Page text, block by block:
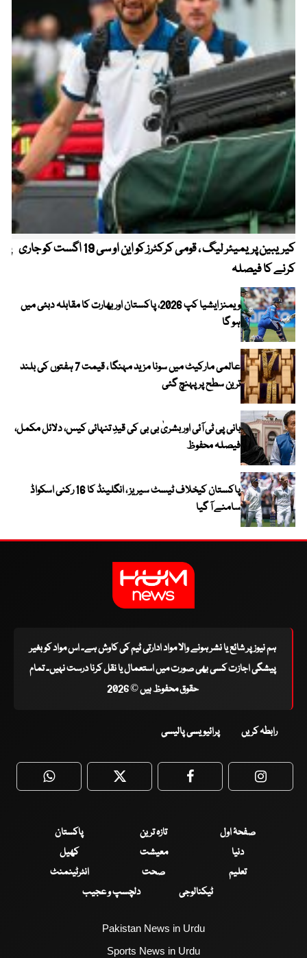
کیریبین پریمیئر لیگ ، قومی کرکٹرز کو این او سی 19 اگست کو جاری
کرنے کا فیصلہ
ویمنز ایشیا کپ 2026، پاکستان اور بھارت کا مقابلہ دبئی میں
ہو گا
عالمی مارکیٹ میں سونا مزید مہنگا ، قیمت 7 ہفتوں کی بلند
ترین سطح پر پہنچ گئی
بانی پی ٹی آئی اور بشریٰ بی بی کی قیدِ تنہائی کیس، دلائل مکمل،
فیصلہ محفوظ
پاکستان کیخلاف ٹیسٹ سیریز ، انگلینڈ کا 16 رکنی اسکواڈ
سامنے آ گیا
ہم نیوز پر شائع یا نشر ہونے والا مواد ادارتی ٹیم کی کاوش ہے۔ اس مواد کو بغیر
پیشگی اجازت کسی بھی صورت میں استعمال یا نقل کرنا درست نہیں۔ تمام
حقوق محفوظ ہیں © 2026
رابطہ کریں پرائیویسی پالیسی
WhatsApp Twitter Facebook
صفحۂ اول تازہ ترین
پاکستان
دنیا
معیشت
کھیل
تعلیم
صحت
انٹرٹینمنٹ
ٹیکنالوجی
دلچسپ و عجیب
Pakistan News in Urdu
Sports News in Urdu